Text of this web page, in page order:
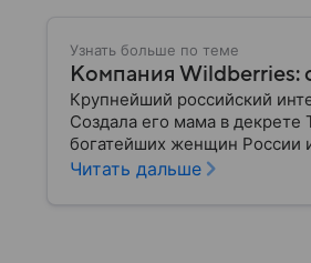
Узнать больше по теме
Компания Wildberries:
Крупнейший российский
Создала его мама в декрете
богатейших женщин России
Читать дальше